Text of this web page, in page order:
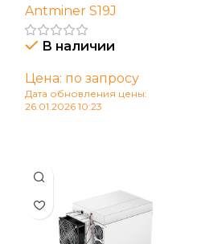
Antminer S19J
В наличии
Цена: по запросу
Дата обновления цены:
26.01.2026 10:23